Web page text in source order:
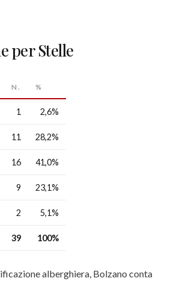
per Stelle
N. %
1 2,6%
11 28,2%
16 41,0%
9 23,1%
2 5,1%
39 100%
alberghiera, Bolzano conta